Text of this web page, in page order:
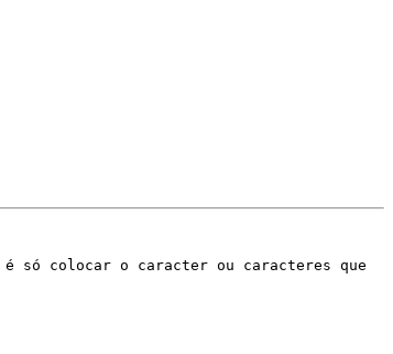
só colocar o caracter ou caracteres que